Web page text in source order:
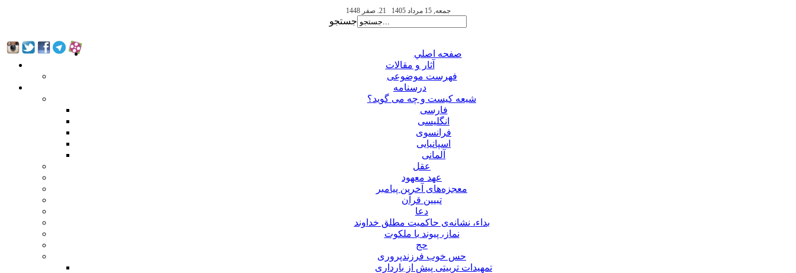
جمعه, 15 مرداد 1405
جستجو
صفحه اصلي
آثار و مقالات
فهرست موضوعی
درسنامه
شیعه کیست و چه می گوید؟
فارسی
انگلیسی
فرانسوی
اسپانیایی
آلمانی
عقل
عهد معهود
معجزه‌های آخرین پیامبر
تبيين قرآن
دعا
بداء، نشانه‌ی حاکمیت مطلق خداوند
نماز، پیوند با ملکوت
حج
حس خوب فرزندپروری
تمهیدات تربیتی پیش از بارداری